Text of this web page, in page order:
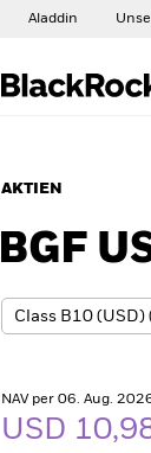
Aladdin
AKTIEN
BGF
NAV per 06. Aug.
USD